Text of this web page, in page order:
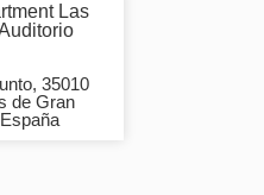
Las
35010
de Gran